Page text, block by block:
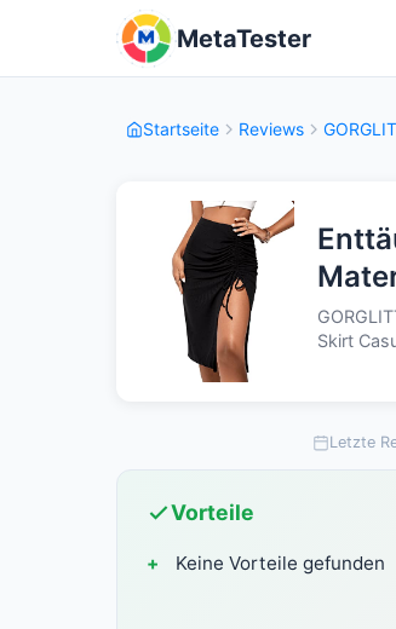
MetaTester
Startseite Reviews
Skirt
Letzte
Vorteile
Keine Vorteile gefunden